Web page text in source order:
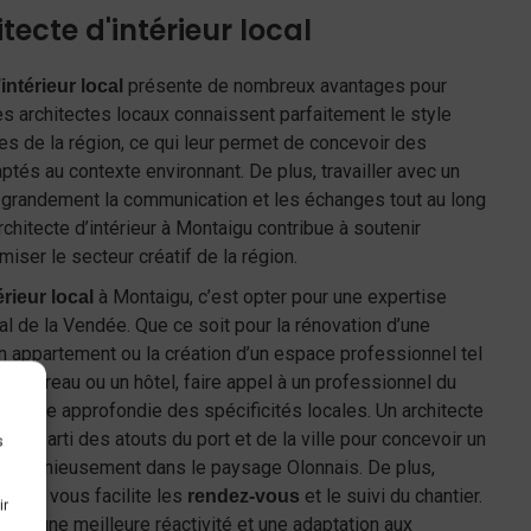
d'intérieur local
local présente de nombreux avantages pour
architectes locaux connaissent parfaitement le style
de la région, ce qui leur permet de concevoir des
au contexte environnant. De plus, travailler avec un
la communication et les échanges tout au long
d’intérieur à Montaigu contribue à soutenir
le secteur créatif de la région.
local à Montaigu, c’est opter pour une expertise
de la Vendée. Que ce soit pour la rénovation d’une
appartement ou la création d’un espace professionnel tel
bureau ou un hôtel, faire appel à un professionnel du
approfondie des spécificités locales. Un architecte
parti des atouts du port et de la ville pour concevoir un
dans le paysage Olonnais. De plus,
chez vous facilite les rendez-vous et le suivi du chantier.
une meilleure réactivité et une adaptation aux